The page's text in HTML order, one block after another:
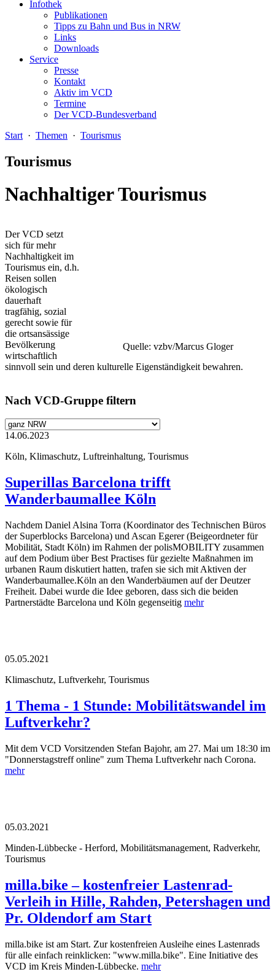
Infothek
Publikationen
Tipps zu Bahn und Bus in NRW
Links
Downloads
Service
Presse
Kontakt
Aktiv im VCD
Termine
Der VCD-Bundesverband
Start · Themen · Tourismus
Tourismus
Nachhaltiger Tourismus
Quelle: vzbv/Marcus Gloger
Der VCD setzt
sich für mehr
Nachhaltigkeit im
Tourismus ein, d.h.
Reisen sollen
ökologisch
dauerhaft
tragfähig, sozial
gerecht sowie für
die ortsansässige
Bevölkerung
wirtschaftlich
sinnvoll sein und deren kulturelle Eigenständigkeit bewahren.
Nach VCD-Gruppe filtern
14.06.2023
Köln, Klimaschutz, Luftreinhaltung, Tourismus
Superillas Barcelona trifft
Wanderbaumallee Köln
Nachdem Daniel Alsina Torra (Koordinator des Technischen Büros
der Superblocks Barcelona) und Ascan Egerer (Beigeordneter für
Mobilität, Stadt Köln) im Rahmen der polisMOBILITY zusammen
auf dem Podium über Best Practises für gezielte Maßnahmen im
urbanen Raum diskutiert hatten, trafen sie sich mit Aktiven der
Wanderbaumallee.Köln an den Wanderbäumen auf der Deutzer
Freiheit. Dabei wurde die Idee geboren, dass sich die beiden
Partnerstädte Barcelona und Köln gegenseitig mehr
05.05.2021
Klimaschutz, Luftverkehr, Tourismus
1 Thema - 1 Stunde: Mobilitätswandel im
Luftverkehr?
Mit dem VCD Vorsitzenden Stefan Bajohr, am 27. Mai um 18:30 im
"Donnerstagstreff online" zum Thema Luftverkehr nach Corona.
mehr
05.03.2021
Minden-Lübbecke - Herford, Mobilitätsmanagement, Radverkehr,
Tourismus
milla.bike – kostenfreier Lastenrad-
Verleih in Hille, Rahden, Petershagen und
Pr. Oldendorf am Start
milla.bike ist am Start. Zur kostenfreien Ausleihe eines Lastenrads
für alle einfach reinklicken: "www.milla.bike". Eine Initiative des
VCD im Kreis Minden-Lübbecke. mehr